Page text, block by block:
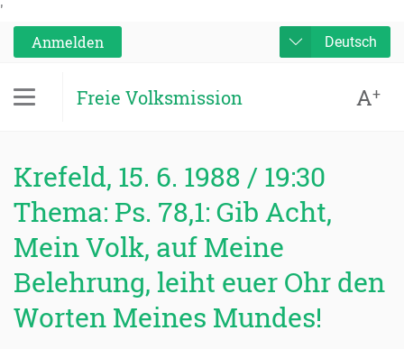
'
Anmelden
Deutsch
Freie Volksmission A+
Krefeld, 15. 6. 1988 / 19:30
Thema: Ps. 78,1: Gib Acht,
Mein Volk, auf Meine
Belehrung, leiht euer Ohr den
Worten Meines Mundes!